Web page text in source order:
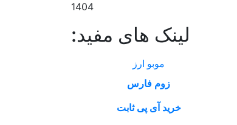
1404
لینک های مفید:
موبو ارز
زوم فارس
خرید آی پی ثابت